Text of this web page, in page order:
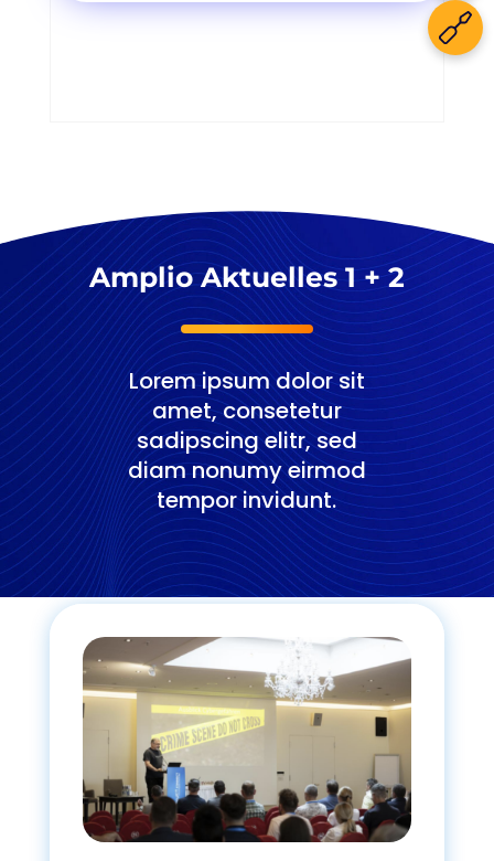
Amplio Aktuelles 1 + 2
Lorem ipsum dolor sit
amet, consetetur
sadipscing elitr, sed
diam nonumy eirmod
tempor invidunt.